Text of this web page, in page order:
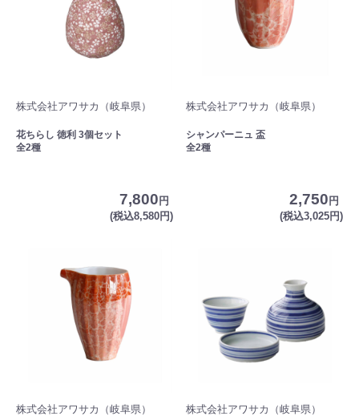
株式会社アワサカ（岐阜県）
花ちらし 徳利 3個セット
全2種
7,800 円
(税込8,580円)
株式会社アワサカ（岐阜県）
シャンパーニュ 盃
全2種
2,750 円
(税込3,025円)
株式会社アワサカ（岐阜県） 株式会社アワサカ（岐阜県）